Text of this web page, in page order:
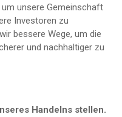
unsere Gemeinschaft
Investoren zu
bessere Wege, um die
und nachhaltiger zu
Handelns stellen.